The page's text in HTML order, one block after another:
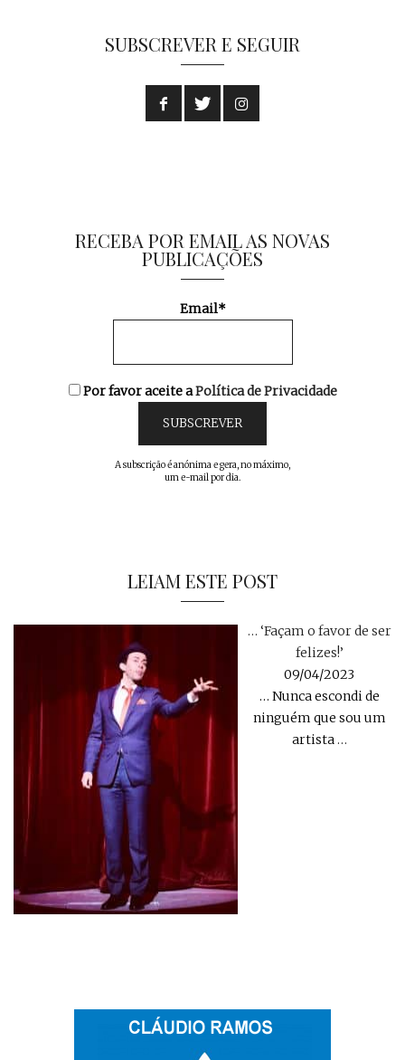
SUBSCREVER E SEGUIR
RECEBA POR EMAIL AS NOVAS
PUBLICAÇÕES
Email*
Por favor aceite aPolítica de Privacidade
A subscrição é anónima e gera, no máximo,
um e-mail por dia.
LEIAM ESTE POST
… ‘Façam o favor de ser
felizes!’
09/04/2023
… Nunca escondi de
ninguém que sou um
artista…